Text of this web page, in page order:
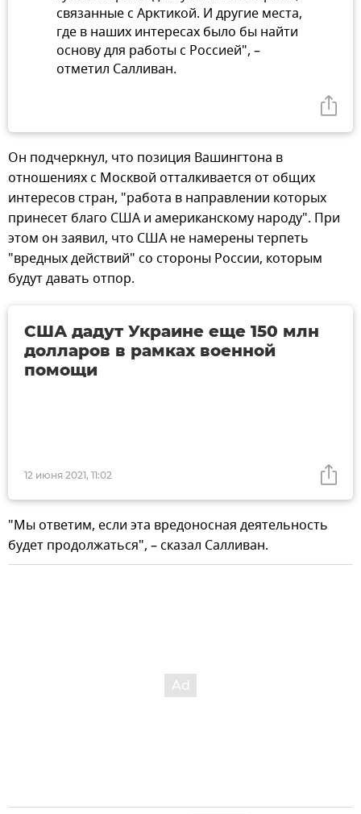
связанные с Арктикой. И другие места,
где в наших интересах было бы найти
основу для работы с Россией", –
отметил Салливан.
Он подчеркнул, что позиция Вашингтона в
отношениях с Москвой отталкивается от общих
интересов стран, "работа в направлении которых
принесет благо США и американскому народу". При
этом он заявил, что США не намерены терпеть
"вредных действий" со стороны России, которым
будут давать отпор.
12 июня 2021, 11:02
США дадут Украине еще 150 млн
долларов в рамках военной
помощи
"Мы ответим, если эта вредоносная деятельность
будет продолжаться", – сказал Салливан.